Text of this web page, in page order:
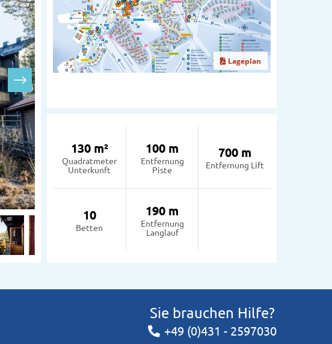
Lageplan
130 m²
Quadratmeter
Unterkunft
100 m
Entfernung
Piste
700 m
Entfernung Lift
10
Betten
190 m
Entfernung
Langlauf
Sie brauchen Hilfe?
+49 (0)431 - 2597030